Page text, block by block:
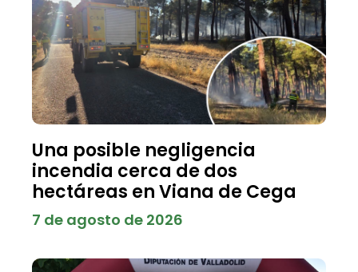
Una posible negligencia
incendia cerca de dos
hectáreas en Viana de Cega
7 de agosto de 2026